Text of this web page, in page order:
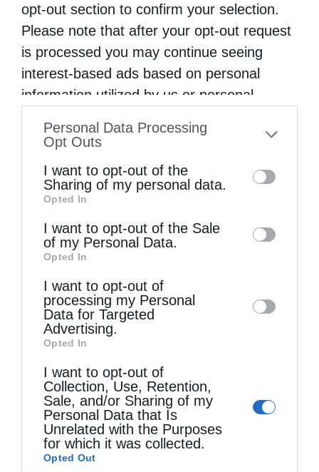
opt-out section to confirm your selection.
Please note that after your opt-out request
is processed you may continue seeing
interest-based ads based on personal
information utilized by us or personal
to your opt-out. You may separately opt-out
information by third parties on the IAB’s list
of downstream participants. This
information may also be disclosed by us to
third parties on theIAB’s List of
Downstream Participants
disclose it to other third parties.
Personal Data Processing
Opt Outs
I want to opt-out of the
Sharing of my personal data.
Opted In
I want to opt-out of the Sale
of my Personal Data.
Opted In
I want to opt-out of
processing my Personal
Data for Targeted
Advertising.
Opted In
I want to opt-out of
Collection, Use, Retention,
Sale, and/or Sharing of my
Personal Data that Is
Unrelated with the Purposes
for which it was collected.
Opted Out
Τελευταία άρθρα
Ο Άγιος Φύλακας Άγγελος
Ο Ελληνικός Ερυθρός Σταυρός προσφέρει
ψυχοκοινωνική υποστήριξη στους πυρόπληκτους
της Δυτικής Αττικής